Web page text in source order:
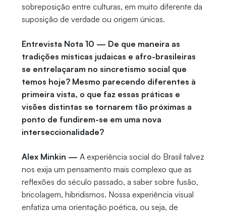
sobreposição entre culturas, em muito diferente da
suposição de verdade ou origem únicas.
Entrevista Nota 10 — De que maneira as
tradições místicas judaicas e afro-brasileiras
se entrelaçaram no sincretismo social que
temos hoje? Mesmo parecendo diferentes à
primeira vista, o que faz essas práticas e
visões distintas se tornarem tão próximas a
ponto de fundirem-se em uma nova
interseccionalidade?
Alex Minkin — A experiência social do Brasil talvez
nos exija um pensamento mais complexo que as
reflexões do século passado, a saber sobre fusão,
bricolagem, hibridismos. Nossa experiência visual
enfatiza uma orientação poética, ou seja, de